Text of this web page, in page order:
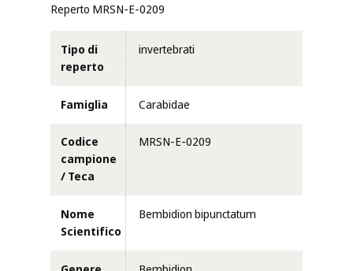
Reperto MRSN-E-0209
Tipo di
reperto
invertebrati
Famiglia Carabidae
Codice
campione
/ Teca
MRSN-E-0209
Nome
Scientifico
Bembidion bipunctatum